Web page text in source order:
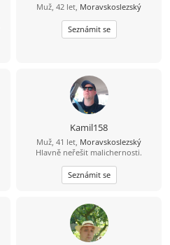
Muž, 42 let, Moravskoslezský
Seznámit se
Kamil158
Muž, 41 let, Moravskoslezský
Hlavně neřešit malichernosti.
Seznámit se